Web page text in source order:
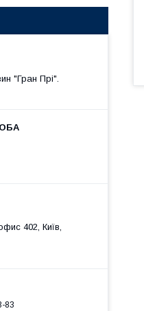
"Гран Прі".
402, Київ,
83